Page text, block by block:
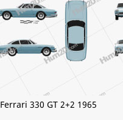
Ferrari 330 GT 2+2 1965